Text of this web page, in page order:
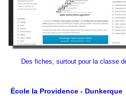
Des fiches, surtout pour la classe
École la Providence - Dunkerque